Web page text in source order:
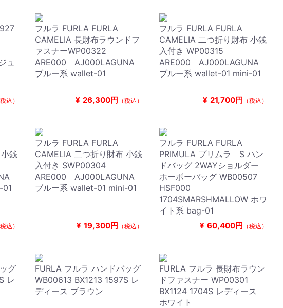
ュ
税込）
フルラ FURLA FURLA
CAMELIA 長財布ラウンドフ
ァスナーWP00322
ARE000 AJ000LAGUNA
ブルー系 wallet-01
¥ 26,300円 （税込）
フルラ FURLA FURLA
CAMELIA 二つ折り財布 小銭
入付き WP00315
ARE000 AJ000LAGUNA
ブルー系 wallet-01 mini-01
¥ 21,700円 （税込）
銭
01
税込）
フルラ FURLA FURLA
CAMELIA 二つ折り財布 小銭
入付き SWP00304
ARE000 AJ000LAGUNA
ブルー系 wallet-01 mini-01
¥ 19,300円 （税込）
フルラ FURLA FURLA
PRIMULA プリムラ S ハン
ドバッグ 2WAYショルダー
ホーボーバッグ WB00507
HSF000
1704SMARSHMALLOW ホワ
イト系 bag-01
¥ 60,400円 （税込）
グ
レ
FURLA フルラ ハンドバッグ
WB00613 BX1213 1597S レ
ディース ブラウン
FURLA フルラ 長財布ラウン
ドファスナー WP00301
BX1124 1704S レディース
ホワイト